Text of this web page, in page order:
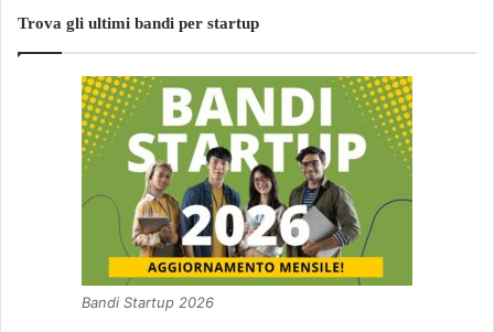
Trova gli ultimi bandi per startup
Bandi Startup 2026